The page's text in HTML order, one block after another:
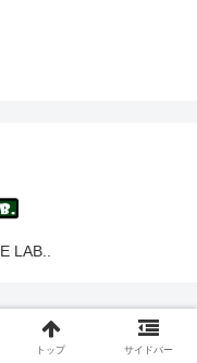
LAB..
トップ サイドバー